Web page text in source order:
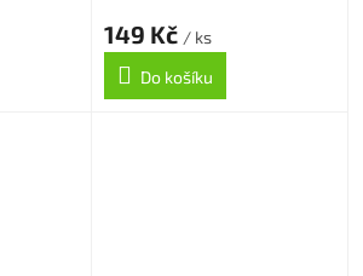
149 Kč / ks
Do košíku